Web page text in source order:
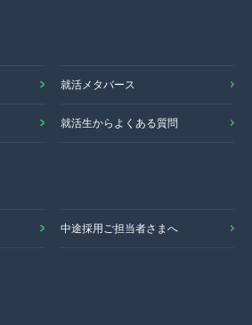
就活メタバース
就活生からよくある質問
中途採用ご担当者さまへ